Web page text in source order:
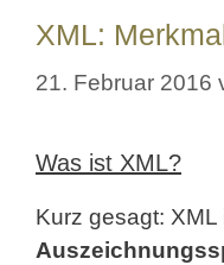
XML:
21. Februar 2016
Was ist XML?
Kurz gesagt: XML